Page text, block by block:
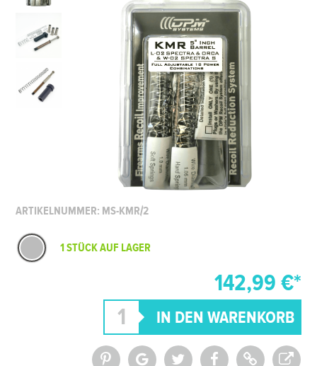
ARTIKELNUMMER: MS-KMR/2
1 STÜCK AUF LAGER
142,99 €*